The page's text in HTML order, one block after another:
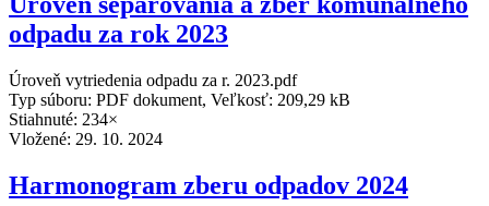
odpadu za rok 2023
Úroveň vytriedenia odpadu za r. 2023.pdf
Typ súboru: PDF dokument, Veľkosť: 209,29 kB
Stiahnuté: 234×
Vložené: 29. 10. 2024
Harmonogram zberu odpadov 2024